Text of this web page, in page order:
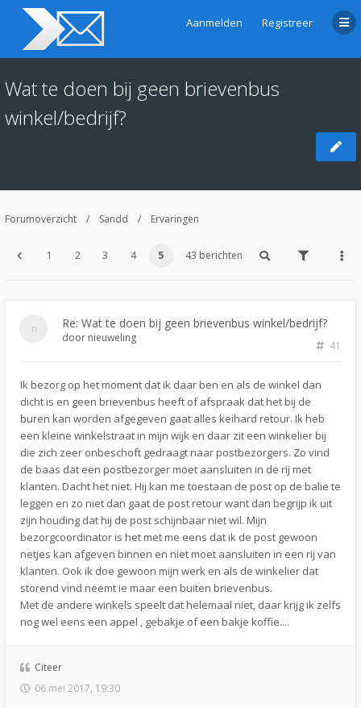
Aanmelden Registreer
Wat te doen bij geen brievenbus
winkel/bedrijf?
Forumoverzicht Sandd Ervaringen
1 2 3 4 5 43 berichten
Re: Wat te doen bij geen brievenbus winkel/bedrijf?
41
door nieuweling
Ik bezorg op het moment dat ik daar ben en als de winkel dan
dicht is en geen brievenbus heeft of afspraak dat het bij de
buren kan worden afgegeven gaat alles keihard retour. Ik heb
een kleine winkelstraat in mijn wijk en daar zit een winkelier bij
die zich zeer onbeschoft gedraagt naar postbezorgers. Zo vind
de baas dat een postbezorger moet aansluiten in de rij met
klanten. Dacht het niet. Hij kan me toestaan de post op de balie te
leggen en zo niet dan gaat de post retour want dan begrijp ik uit
zijn houding dat hij de post schijnbaar niet wil. Mijn
bezorgcoordinator is het met me eens dat ik de post gewoon
netjes kan afgeven binnen en niet moet aansluiten in een rij van
klanten. Ook ik doe gewoon mijn werk en als de winkelier dat
storend vind neemt ie maar een buiten brievenbus.
Met de andere winkels speelt dat helemaal niet, daar krijg ik zelfs
nog wel eens een appel , gebakje of een bakje koffie....
Citeer
06 mei 2017, 19:30